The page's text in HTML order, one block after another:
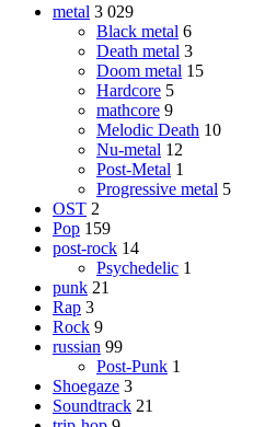
metal 3 029
Black metal 6
Death metal 3
Doom metal 15
Hardcore 5
mathcore 9
Melodic Death 10
Nu-metal 12
Post-Metal 1
Progressive metal 5
OST 2
Pop 159
post-rock 14
Psychedelic 1
punk 21
Rap 3
Rock 9
russian 99
Post-Punk 1
Shoegaze 3
Soundtrack 21